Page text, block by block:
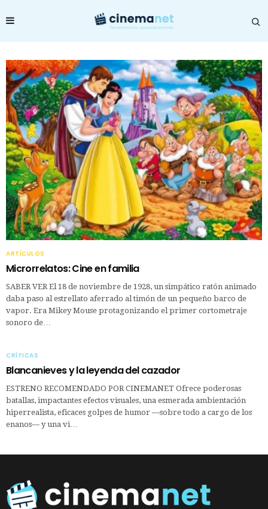
ARTÍCULOS
Microrrelatos: Cine en familia
SABER VER El 18 de noviembre de 1928, un simpático ratón animado
daba paso al estrellato aferrado al timón de un pequeño barco de
vapor. Era Mikey Mouse protagonizando el primer cortometraje
sonoro de…
CRÍTICAS
Blancanieves y la leyenda del cazador
ESTRENO RECOMENDADO POR CINEMANET Ofrece poderosas
batallas, impactantes efectos visuales, una esmerada ambientación
hiperrealista, eficaces golpes de humor —sobre todo a cargo de los
enanos— y una vi…